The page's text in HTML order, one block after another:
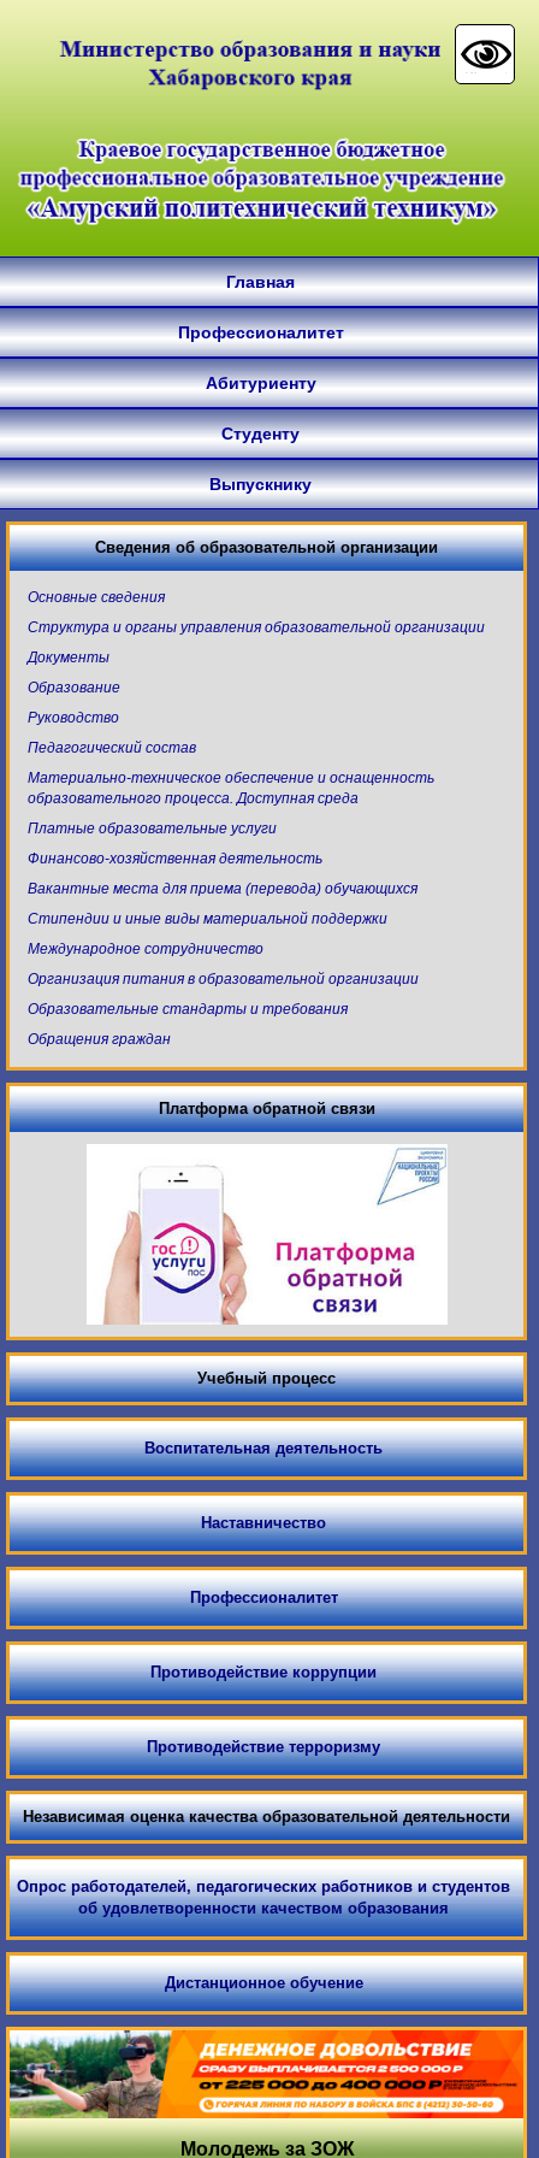
Главная
Профессионалитет
Абитуриенту
Студенту
Выпускнику
Сведения об образовательной организации
Основные сведения
Структура и органы управления образовательной организации
Документы
Образование
Руководство
Педагогический состав
Материально-техническое обеспечение и оснащенность
образовательного процесса. Доступная среда
Платные образовательные услуги
Финансово-хозяйственная деятельность
Вакантные места для приема (перевода) обучающихся
Стипендии и иные виды материальной поддержки
Международное сотрудничество
Организация питания в образовательной организации
Образовательные стандарты и требования
Обращения граждан
Платформа обратной связи
Учебный процесс
Воспитательная деятельность
Наставничество
Профессионалитет
Противодействие коррупции
Противодействие терроризму
Независимая оценка качества образовательной деятельности
Опрос работодателей, педагогических работников и студентов
об удовлетворенности качеством образования
Дистанционное обучение
Молодежь за ЗОЖ